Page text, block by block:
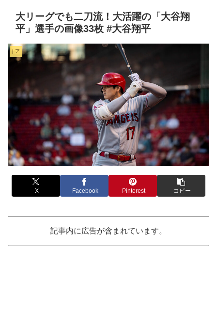
大リーグでも二刀流！大活躍の「大谷翔
平」選手の画像33枚 #大谷翔平
| ア
X Facebook Pinterest コピー
記事内に広告が含まれています。